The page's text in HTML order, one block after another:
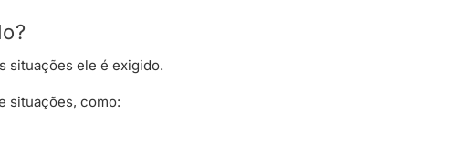
situações ele é exigido.
situações, como: